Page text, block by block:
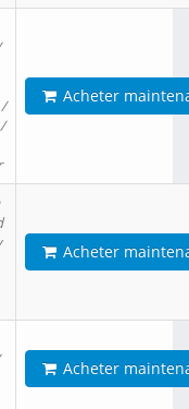
Acheter
Acheter
Acheter